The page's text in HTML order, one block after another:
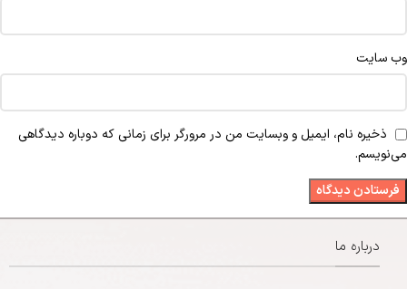
وب‌ سایت
ذخیره نام، ایمیل و وبسایت من در مرورگر برای زمانی که دوباره دیدگاهی
می‌نویسم.
درباره ما